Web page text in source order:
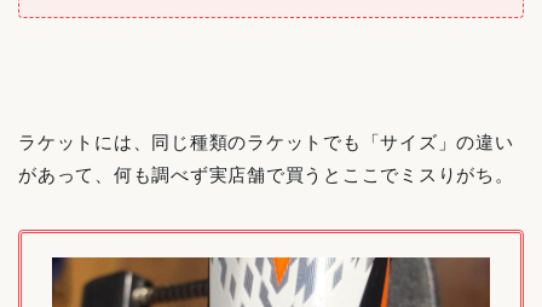
ラケットには、同じ種類のラケットでも「サイズ」の違い
があって、何も調べず実店舗で買うとここでミスりがち。